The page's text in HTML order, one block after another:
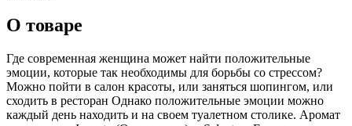
О товаре
Где современная женщина может найти положительные
эмоции, которые так необходимы для борьбы со стрессом?
Можно пойти в салон красоты, или заняться шопингом, или
сходить в ресторан Однако положительные эмоции можно
каждый день находить и на своем туалетном столике. Аромат